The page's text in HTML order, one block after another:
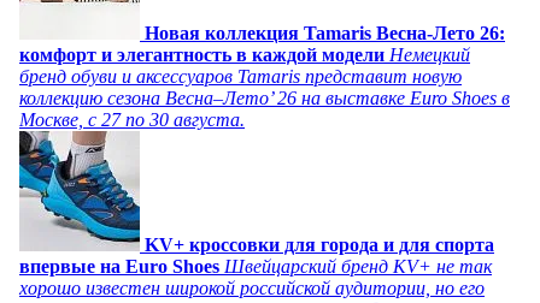
Новая коллекция Tamaris Весна-Лето 26:
комфорт и элегантность в каждой модели Немецкий
бренд обуви и аксессуаров Tamaris представит новую
коллекцию сезона Весна–Лето’ 26 на выставке Euro Shoes в
Москве, с 27 по 30 августа.
KV+ кроссовки для города и для спорта
впервые на Euro Shoes Швейцарский бренд KV+ не так
хорошо известен широкой российской аудитории, но его